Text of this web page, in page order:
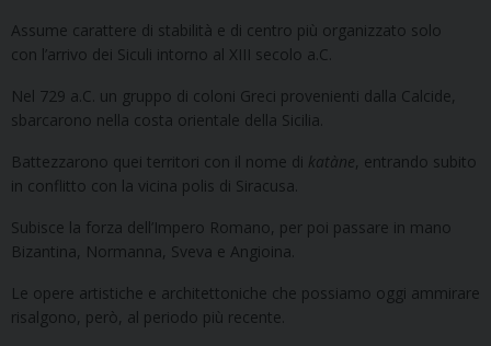
Assume carattere di stabilità e di centro più organizzato solo
con l’arrivo dei Siculi intorno al XIII secolo a.C.
Nel 729 a.C. un gruppo di coloni Greci provenienti dalla Calcide,
sbarcarono nella costa orientale della Sicilia.
Battezzarono quei territori con il nome di katàne, entrando subito
in conflitto con la vicina polis di Siracusa.
Subisce la forza dell’Impero Romano, per poi passare in mano
Bizantina, Normanna, Sveva e Angioina.
Le opere artistiche e architettoniche che possiamo oggi ammirare
risalgono, però, al periodo più recente.